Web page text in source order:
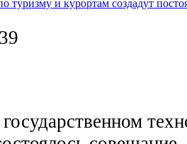
туризму и курортам создадут